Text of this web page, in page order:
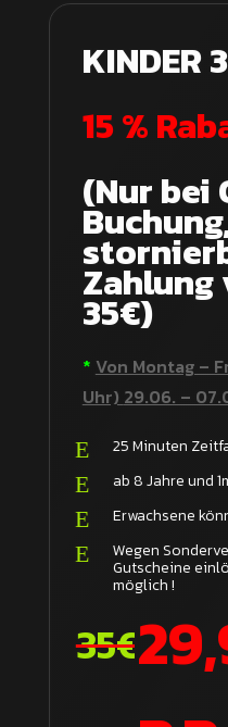
KINDER
15 %
(Nur bei
35€)
* Von Montag –
Uhr) 29.06. –
E 25 Minuten
E ab 8 Jahre und
E Erwachsene
E Wegen
Gutscheine
möglich !
35€